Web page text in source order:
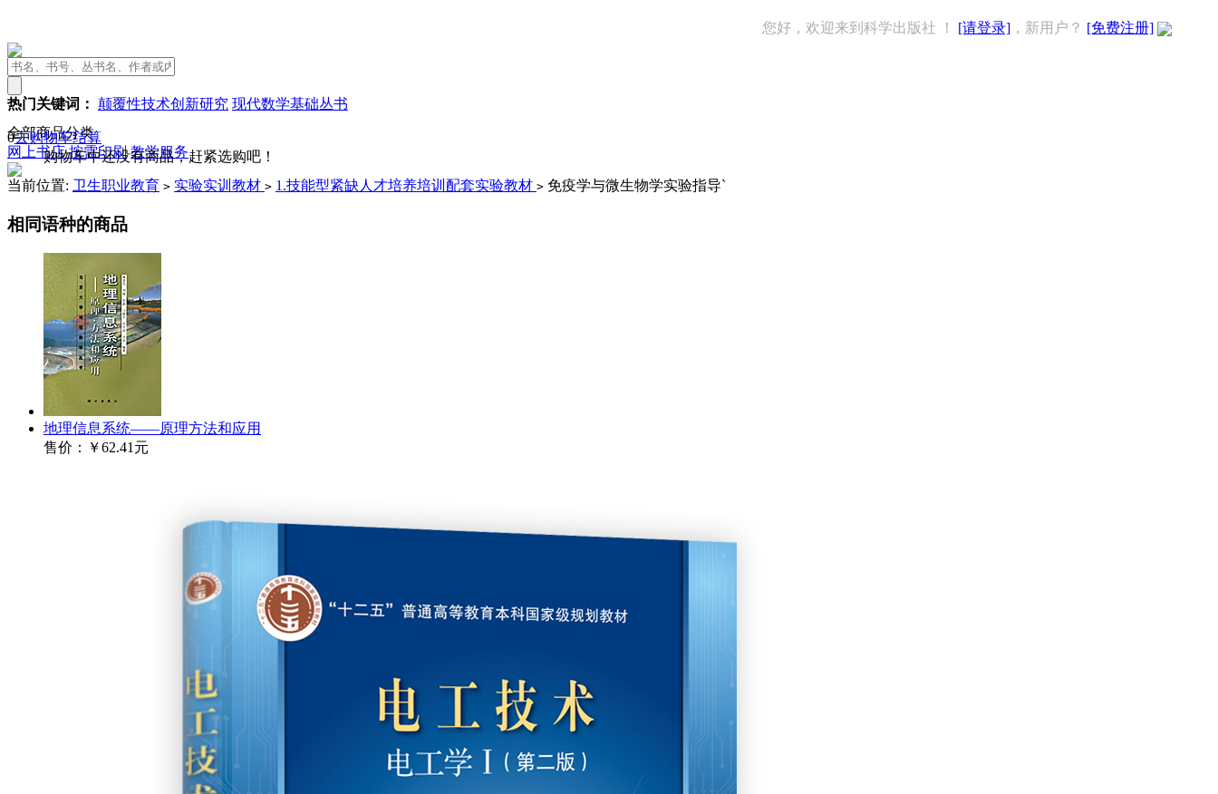
您好，欢迎来到科学出版社 ！ [请登录] ，新用户？ [免费注册]
热门关键词： 颠覆性技术创新研究 现代数学基础丛书
0去购物车结算
购物车中还没有商品，赶紧选购吧！
全部商品分类
网上书店按需印刷 教学服务
当前位置: 卫生职业教育 > 实验实训教材 > 1.技能型紧缺人才培养培训配套实验教材 > 免疫学与微生物学实验指导`
相同语种的商品
地理信息系统——原理方法和应用
售价：
￥62.41元